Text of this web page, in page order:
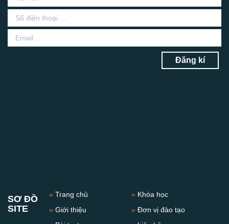
Đăng kí
SƠ ĐỒ
SITE
»Trang chủ
»Giới thiệu
» Khóa học
»Đơn vị đào tạo